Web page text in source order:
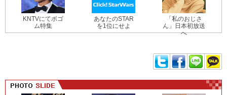
KNTVにてボゴ
ム特集
あなたのSTAR
を1位にせよ
「私のおじさ
ん」日本初放送
へ